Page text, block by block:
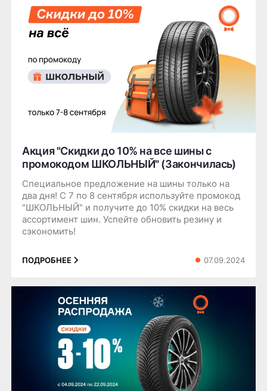
Акция "Скидки до 10% на все шины с
промокодом ШКОЛЬНЫЙ" (Закончилась)
Специальное предложение на шины только на
два дня! С 7 по 8 сентября используйте промокод
"ШКОЛЬНЫЙ" и получите до 10% скидки на весь
ассортимент шин. Успейте обновить резину и
сэкономить!
ПОДРОБНЕЕ 07.09.2024